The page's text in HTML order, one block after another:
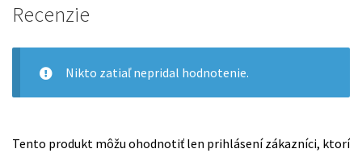
Recenzie
Nikto zatiaľ nepridal hodnotenie.
Tento produkt môžu ohodnotiť len prihlásení zákazníci, ktorí